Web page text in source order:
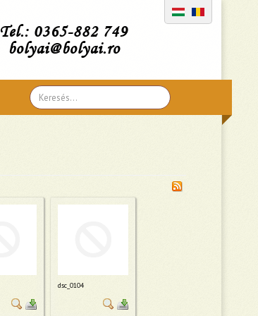
Tel.: 0365-882 749
bolyai@bolyai.ro
Search
...
dsc_0104